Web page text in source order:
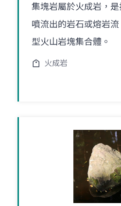
集塊岩屬於火成岩，
噴流出的岩石或熔岩
型火山岩塊集合體。
火成岩